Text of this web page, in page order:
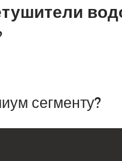
сегменту?